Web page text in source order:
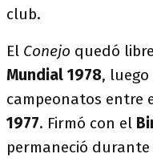
club.
El Conejo quedó
Mundial 1978,
campeonatos entre
1977. Firmó con el
permaneció